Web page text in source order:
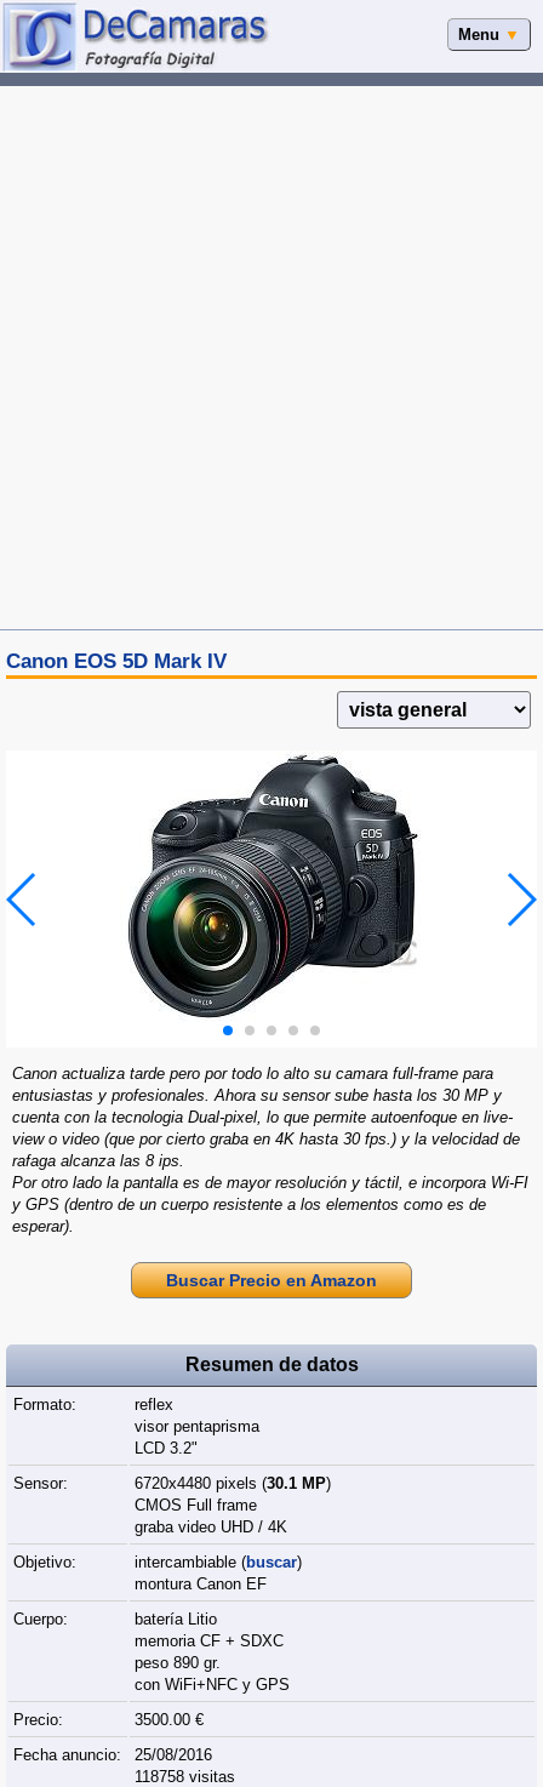
Menu ▼
Canon EOS 5D Mark IV
Canon actualiza tarde pero por todo lo alto su camara full-frame para
entusiastas y profesionales. Ahora su sensor sube hasta los 30 MP y
cuenta con la tecnologia Dual-pixel, lo que permite autoenfoque en live-
view o video (que por cierto graba en 4K hasta 30 fps.) y la velocidad de
rafaga alcanza las 8 ips.
Por otro lado la pantalla es de mayor resolución y táctil, e incorpora Wi-FI
y GPS (dentro de un cuerpo resistente a los elementos como es de
esperar).
Buscar Precio en Amazon
Resumen de datos
Formato:
reflex
visor pentaprisma
LCD 3.2"
Sensor:
6720x4480 pixels (30.1 MP)
CMOS Full frame
graba video UHD / 4K
Objetivo:
intercambiable (buscar)
montura Canon EF
Cuerpo:
batería Litio
memoria CF + SDXC
peso 890 gr.
con WiFi+NFC y GPS
Precio:
3500.00 €
Fecha anuncio:
25/08/2016
118758 visitas